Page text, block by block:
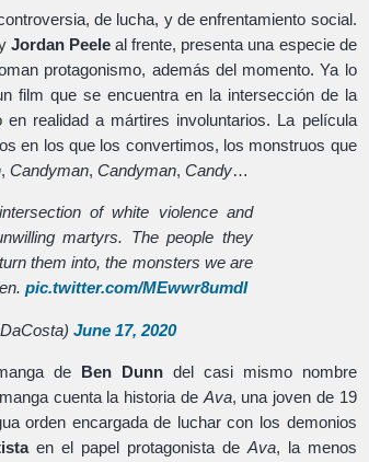
de lucha, y de enfrentamiento social.
Jordan Peele al frente, presenta una especie de
protagonismo, además del momento. Ya lo
film que se encuentra en la intersección de la
realidad a mártires involuntarios. La película
en los que los convertimos, los monstruos que
, Candyman, Candyman, Candy…
of white violence and
martyrs. The people they
them into, the monsters we are
pic.twitter.com/MEwwr8umdI
June 17, 2020
de Ben Dunndel casi mismo nombre
cuenta la historia de Ava, una joven de 19
orden encargada de luchar con los demonios
en el papel protagonista de Ava, la menos